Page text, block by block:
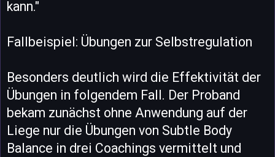
kann."
Fallbeispiel: Übungen zur Selbstregulation
Besonders deutlich wird die Effektivität der
Übungen in folgendem Fall. Der Proband
bekam zunächst ohne Anwendung auf der
Liege nur die Übungen von Subtle Body
Balance in drei Coachings vermittelt und